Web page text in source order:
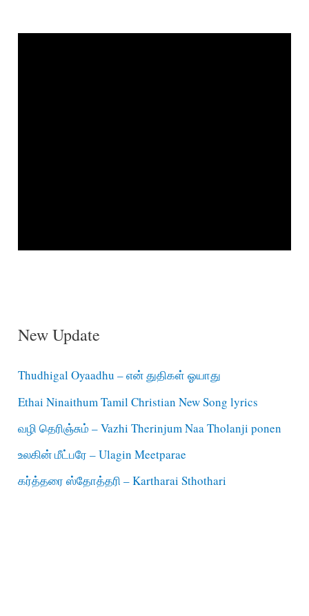
New Update
Thudhigal Oyaadhu – என் துதிகள் ஓயாது
Ethai Ninaithum Tamil Christian New Song lyrics
வழி தெரிஞ்சும் – Vazhi Therinjum Naa Tholanji ponen
உலகின் மீட்பரே – Ulagin Meetparae
கர்த்தரை ஸ்தோத்தரி – Kartharai Sthothari